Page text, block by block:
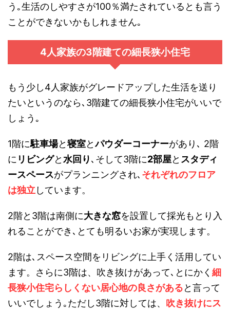
う｡生活のしやすさが100％満たされているとも言う
ことができないかもしれません｡
4人家族の3階建ての細長狭小住宅
もう少し4人家族がグレードアップした生活を送り
たいというのなら､3階建ての細長狭小住宅がいいで
しょう｡
1階に駐車場と寝室とパウダーコーナーがあり､ 2階
に リビングと水回り､そして3階に2部屋と スタディ
ースペースがプランニングされ､ それぞれのフロア
は独立 しています。
2階と3階は南側に大きな窓を設置して採光もとり入
れることができ､とても明るいお家が実現します。
2階は､スペース空間をリビングに上手く活用してい
ます。さらに3階は、吹き抜けがあって､とにかく 細
長狭小住宅らしくない居心地の良さがあると言って
いいでしょう｡ただし3階に対しては、 吹き抜けにス